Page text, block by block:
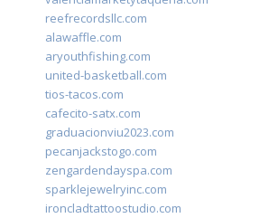
reefrecordsllc.com
alawaffle.com
aryouthfishing.com
united-basketball.com
tios-tacos.com
cafecito-satx.com
graduacionviu2023.com
pecanjackstogo.com
zengardendayspa.com
sparklejewelryinc.com
ironcladtattoostudio.com